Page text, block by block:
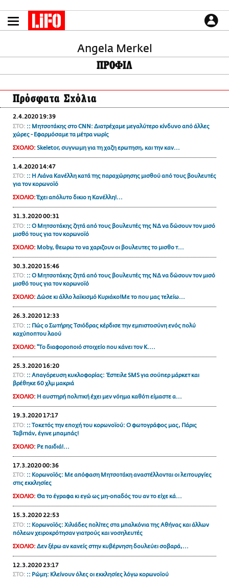
το
περιεχόμενο
LIFO SHOP
NEWSLETTER
ΜΙΚΡΟΠΡΑΓΜΑΤΑ
THE GOOD LIFO
LIFOLAND
CITY GUIDE
ΑΜΠΑ
PRINT
CULTURE
PODCASTS
Plus
Angela Merkel
ΠΡΟΦΙΛ
Πρόσφατα Σχόλια
2.4.2020 19:39
ΣΤΟ: :: Μητσοτάκης στο CNN: Διατρέχαμε μεγαλύτερο κίνδυνο από άλλες
χώρες - Εφαρμόσαμε τα μέτρα νωρίς
ΣΧΟΛΙΟ: Skeletor, συγνωμη για τη χαζη ερωτηση, και την καν...
1.4.2020 14:47
ΣΤΟ: :: Η Λιάνα Κανέλλη κατά της παραχώρησης μισθού από τους βουλευτές
για τον κορωνοϊό
ΣΧΟΛΙΟ: Έχει απόλυτο δικιο η Κανέλλη!...
31.3.2020 00:31
ΣΤΟ: :: Ο Μητσοτάκης ζητά από τους βουλευτές της ΝΔ να δώσουν τον μισό
μισθό τους για τον κορωνοϊό
ΣΧΟΛΙΟ: Moby, θεωρω το να χαριζουν οι βουλευτες το μισθο τ...
30.3.2020 15:46
ΣΤΟ: :: Ο Μητσοτάκης ζητά από τους βουλευτές της ΝΔ να δώσουν τον μισό
μισθό τους για τον κορωνοϊό
ΣΧΟΛΙΟ: Δώσε κι άλλο λαϊκισμό Κυριάκο!Με το που μας τελείω...
26.3.2020 12:33
ΣΤΟ: :: Πώς ο Σωτήρης Τσιόδρας κέρδισε την εμπιστοσύνη ενός πολύ
καχύποπτου λαού
ΣΧΟΛΙΟ: "Το διαφοροποιό στοιχείο που κάνει τον Κ....
25.3.2020 16:20
ΣΤΟ: :: Απαγόρευση κυκλοφορίας: Έστειλε SMS για σούπερ μάρκετ και
βρέθηκε 60 χλμ μακριά
ΣΧΟΛΙΟ: Η αυστηρή πολιτική έχει μεν νόημα καθότι είμαστε α...
19.3.2020 17:17
ΣΤΟ: :: Τοκετός την εποχή του κορωνοϊού: Ο φωτογράφος μας, Πάρις
Ταβιτιάν, έγινε μπαμπάς!
ΣΧΟΛΙΟ: Ρε παιδιά!...
17.3.2020 00:36
ΣΤΟ: :: Κορωνοϊός: Με απόφαση Μητσοτάκη αναστέλλονται οι λειτουργίες
στις εκκλησίες
ΣΧΟΛΙΟ: Θα το έγραφα κι εγώ ως μη-οπαδός του αν το είχε κά...
15.3.2020 22:53
ΣΤΟ: :: Κορωνοϊός: Χιλιάδες πολίτες στα μπαλκόνια της Αθήνας και άλλων
πόλεων χειροκρότησαν γιατρούς και νοσηλευτές
ΣΧΟΛΙΟ: Δεν ξέρω αν κανείς στην κυβέρνηση δουλεύει σοβαρά,...
12.3.2020 23:17
ΣΤΟ: :: Ρώμη: Κλείνουν όλες οι εκκλησίες λόγω κορωνοϊού